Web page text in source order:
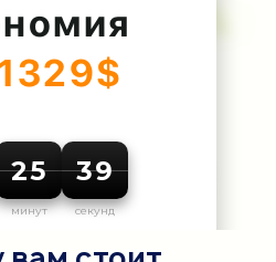
25
минут
37
секунд